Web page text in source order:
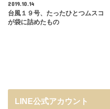
2019.10.14
台風１９号、たったひとつムスコ
が袋に詰めたもの
LINE公式アカウント